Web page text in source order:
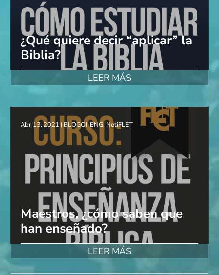
¿Qué quiere decir “aplicar” la
Biblia?
LEER MÁS
Maestros, ¿cómo saben que
han enseñado?
Abr 13, 2021 | BLOGOI-ENG, NotiFLET
LEER MÁS